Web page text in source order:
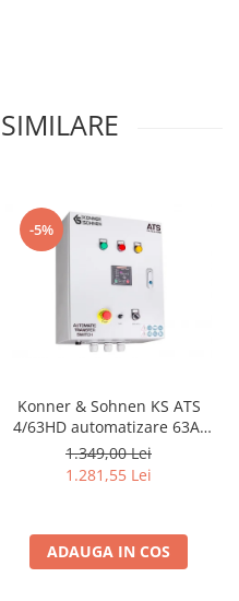
-5%
Konner & Sohnen KS ATS
4/63HD automatizare 63A,
12V
1.349,00 Lei
1.281,55 Lei
ADAUGA IN COS